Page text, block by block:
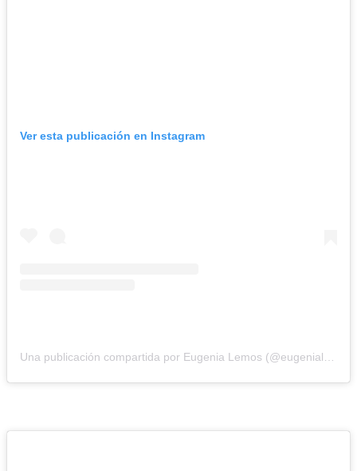
Ver esta publicación en Instagram
Una publicación compartida por Eugenia Lemos (@eugenialemosok)